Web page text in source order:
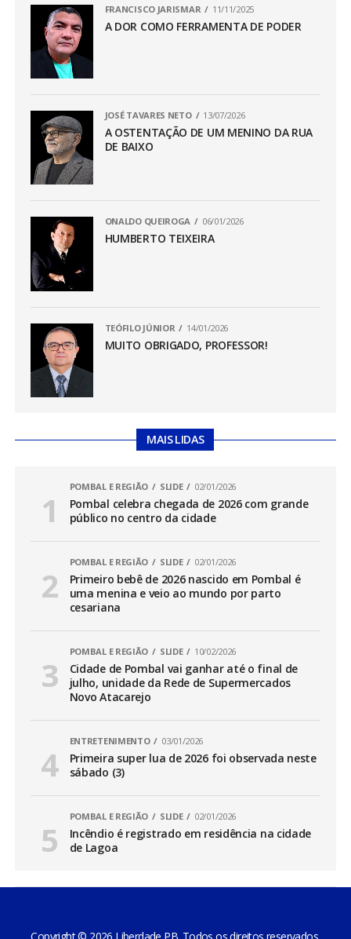
FRANCISCO JARISMAR 11/11/2025
A DOR COMO FERRAMENTA DE PODER
JOSÉ TAVARES NETO 13/07/2026
A OSTENTAÇÃO DE UM MENINO DA RUA
DE BAIXO
ONALDO QUEIROGA 06/01/2026
HUMBERTO TEIXEIRA
TEÓFILO JÚNIOR 14/01/2026
MUITO OBRIGADO, PROFESSOR!
MAIS LIDAS
POMBAL E REGIÃO SLIDE 02/01/2026
Pombal celebra chegada de 2026 com grande
público no centro da cidade
POMBAL E REGIÃO SLIDE 02/01/2026
Primeiro bebê de 2026 nascido em Pombal é
uma menina e veio ao mundo por parto
cesariana
POMBAL E REGIÃO SLIDE 10/02/2026
Cidade de Pombal vai ganhar até o final de
julho, unidade da Rede de Supermercados
Novo Atacarejo
ENTRETENIMENTO 03/01/2026
Primeira super lua de 2026 foi observada neste
sábado (3)
POMBAL E REGIÃO SLIDE 02/01/2026
Incêndio é registrado em residência na cidade
de Lagoa